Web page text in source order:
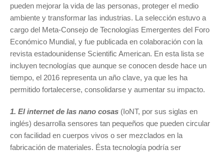
pueden mejorar la vida de las personas, proteger el medio
ambiente y transformar las industrias. La selección estuvo a
cargo del Meta-Consejo de Tecnologías Emergentes del Foro
Económico Mundial, y fue publicada en colaboración con la
revista estadounidense Scientific American. En esta lista se
incluyen tecnologías que aunque se conocen desde hace un
tiempo, el 2016 representa un año clave, ya que les ha
permitido fortalecerse, consolidarse y aumentar su impacto.
1. El internet de las nano cosas (IoNT, por sus siglas en
inglés) desarrolla sensores tan pequeños que pueden circular
con facilidad en cuerpos vivos o ser mezclados en la
fabricación de materiales. Ésta tecnología podría ser